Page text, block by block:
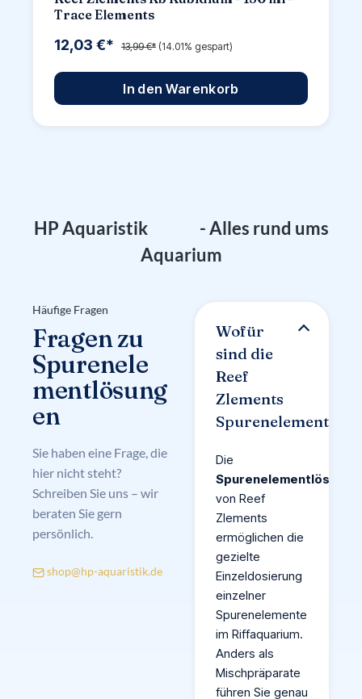
Trace Elements
12,03 €* 13,99 €* (14.01% gespart)
In den Warenkorb
HP Aquaristik
- Alles rund ums
Aquarium
Häufige Fragen
Fragen zu
Spurenele
mentlösung
en
Sie haben eine Frage, die
hier nicht steht?
Schreiben Sie uns – wir
beraten Sie gern
persönlich.
shop@hp-aquaristik.de
Wofür
sind die
Reef
Zlements
Die
von Reef
Zlements
ermöglichen die
gezielte
Einzeldosierung
einzelner
Spurenelemente
im Riffaquarium.
Anders als
Mischpräparate
führen Sie genau